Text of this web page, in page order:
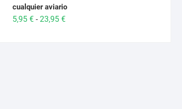
cualquier aviario
5,95 € - 23,95 €Rango